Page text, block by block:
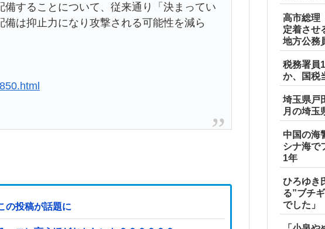
することについて、従来通り「決まってい
は抑止力になり攻撃される可能性を減ら
の投稿が話題に
高市総理
定着させ
地方公務
税務署員
か、国税
埼玉県戸
月の埼玉
中国の海
シナ海で
1年
ひろゆき
る”ブチ
でした